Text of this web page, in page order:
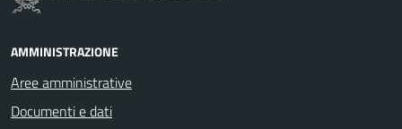
AMMINISTRAZIONE
Aree amministrative
Documenti e dati